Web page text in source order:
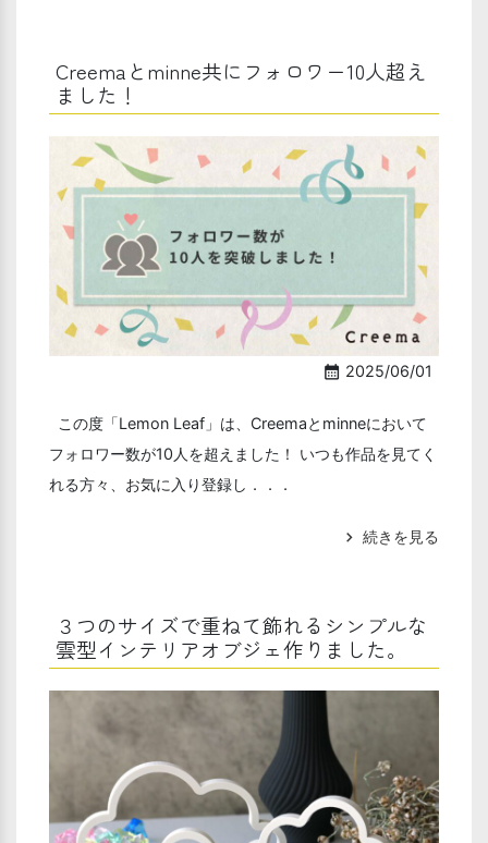
Creemaとminne共にフォロワー10人超え
ました！
calendar_month 2025/06/01
この度「Lemon Leaf」は、Creemaとminneにおいて
フォロワー数が10人を超えました！ いつも作品を見てく
れる方々、お気に入り登録し．．．
chevron_right 続きを見る
３つのサイズで重ねて飾れるシンプルな
雲型インテリアオブジェ作りました。